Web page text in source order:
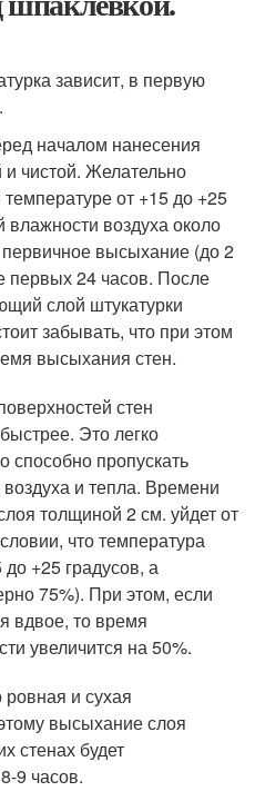
зависит, в первую
началом нанесения
чистой. Желательно
от +15 до +25
влажности воздуха около
высыхание (до 2
первых 24 часов. После
слой штукатурки
забывать, что при этом
высыхания стен.
стен
Это легко
способно пропускать
воздуха и тепла. Времени
толщиной 2 см. уйдет от
что температура
+25 градусов, а
75%). При этом, если
вдвое, то время
увеличится на 50%.
и сухая
высыхание слоя
стенах будет
9 часов.